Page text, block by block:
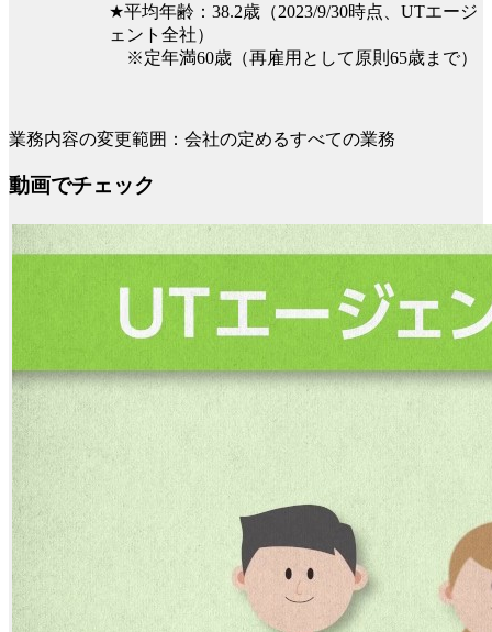
★平均年齢：38.2歳（2023/9/30時点、UTエージ
ェント全社）
※定年満60歳（再雇用として原則65歳まで）
業務内容の変更範囲：会社の定めるすべての業務
動画でチェック